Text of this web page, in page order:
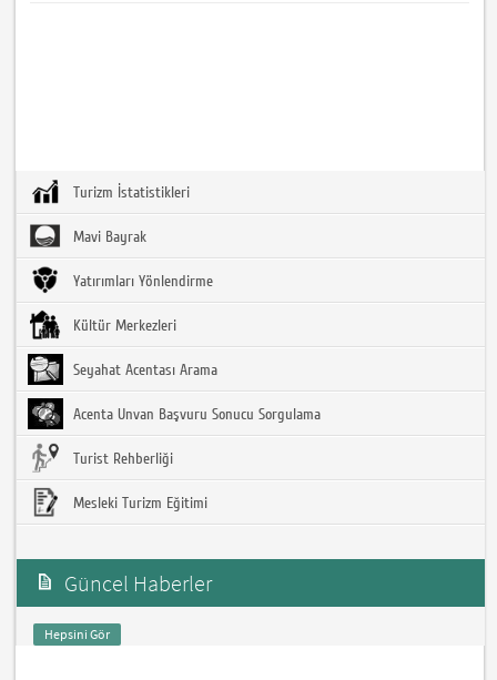
Turizm İstatistikleri
Mavi Bayrak
Yatırımları Yönlendirme
Kültür Merkezleri
Seyahat Acentası Arama
Acenta Unvan Başvuru Sonucu Sorgulama
Turist Rehberliği
Mesleki Turizm Eğitimi
Güncel Haberler
Hepsini Gör